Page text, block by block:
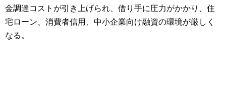
金調達コストが引き上げられ、借り手に圧力がかかり、住
宅ローン、消費者信用、中小企業向け融資の環境が厳しく
なる。